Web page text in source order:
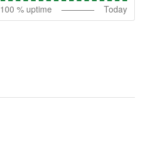
100 % uptime Today